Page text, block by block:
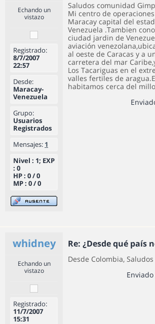
Echando un
vistazo
Registrado:
8/7/2007
22:57
Desde:
Maracay-
Venezuela
Grupo:
Usuarios
Registrados
Mensajes: 1
Nivel : 1; EXP
: 0
HP : 0 / 0
MP : 0 / 0
Saludos comunidad
Mi centro de
Maracay capital del
Venezuela .Tambien
ciudad jardin de
aviación
al oeste de Caracas y a
carretera del mar
Los Tacariguas en el
valles fertiles de
habitamos cerca del
whidney Re: ¿Desde qué país
Echando un
vistazo
Registrado:
11/7/2007
15:31
Desde Colombia,